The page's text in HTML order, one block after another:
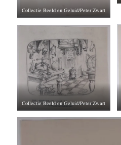
Collectie Beeld en Geluid/Peter Zwart
Collectie Beeld en Geluid/Peter Zwart